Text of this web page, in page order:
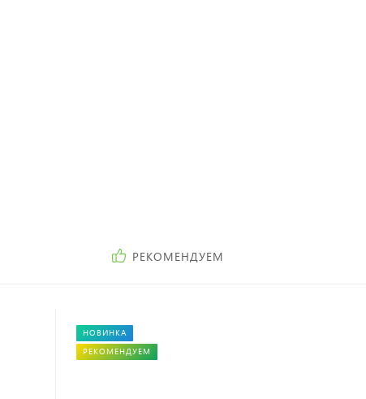
РЕКОМЕНДУЕМ
НОВИНКА
РЕКОМЕНДУЕМ